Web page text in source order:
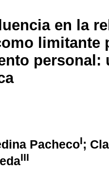
en la
limitante
personal:
PachecoI;
III